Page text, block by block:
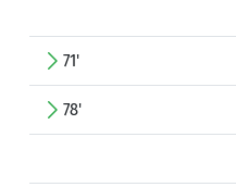
71'
78'